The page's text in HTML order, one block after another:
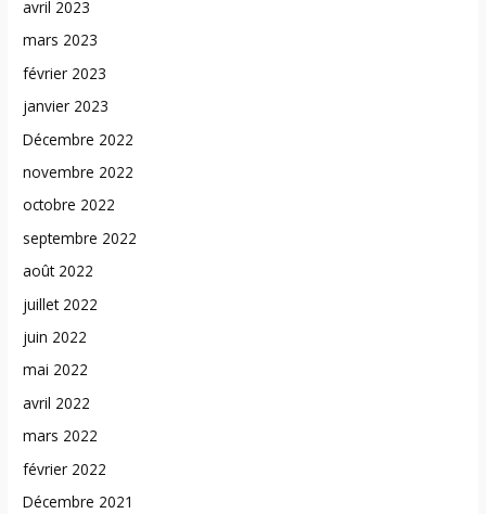
avril 2023
mars 2023
février 2023
janvier 2023
Décembre 2022
novembre 2022
octobre 2022
septembre 2022
août 2022
juillet 2022
juin 2022
mai 2022
avril 2022
mars 2022
février 2022
Décembre 2021